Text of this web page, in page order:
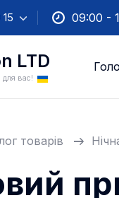
09:00 -
LTD
вас!
товарів